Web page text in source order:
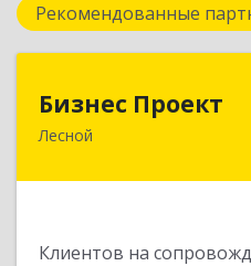
Рекомендованные
Бизнес Проект
Лесной
Клиентов на
624200, Свердловская